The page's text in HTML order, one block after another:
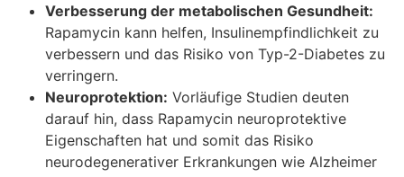
Verbesserung der metabolischen Gesundheit:
Rapamycin kann helfen, Insulinempfindlichkeit zu
verbessern und das Risiko von Typ-2-Diabetes zu
verringern.
Neuroprotektion: Vorläufige Studien deuten
darauf hin, dass Rapamycin neuroprotektive
Eigenschaften hat und somit das Risiko
neurodegenerativer Erkrankungen wie Alzheimer